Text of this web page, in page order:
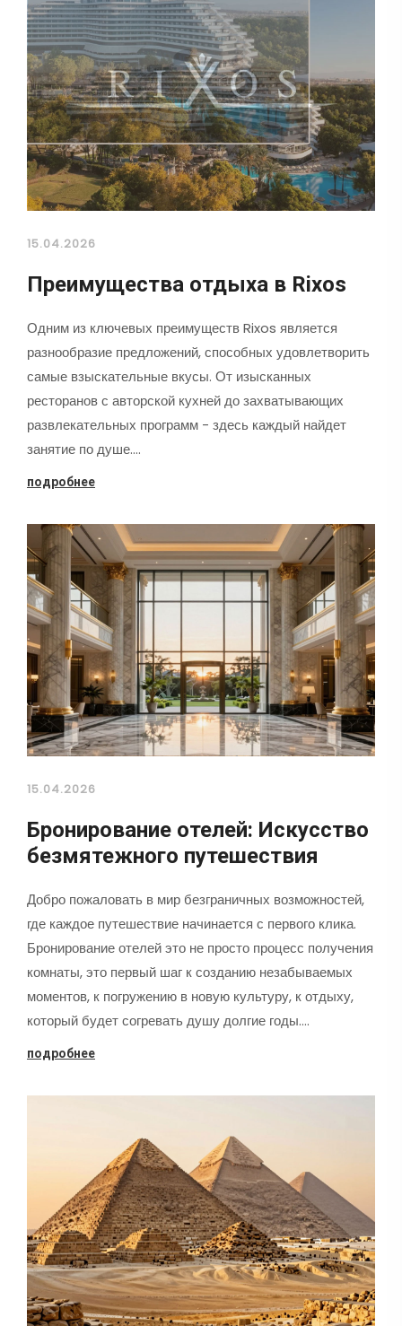
15.04.2026
Преимущества отдыха в Rixos
Одним из ключевых преимуществ Rixos является
разнообразие предложений, способных удовлетворить
самые взыскательные вкусы. От изысканных
ресторанов с авторской кухней до захватывающих
развлекательных программ - здесь каждый найдет
занятие по душе.…
подробнее
15.04.2026
Бронирование отелей: Искусство
безмятежного путешествия
Добро пожаловать в мир безграничных возможностей,
где каждое путешествие начинается с первого клика.
Бронирование отелей это не просто процесс получения
комнаты, это первый шаг к созданию незабываемых
моментов, к погружению в новую культуру, к отдыху,
который будет согревать душу долгие годы.…
подробнее